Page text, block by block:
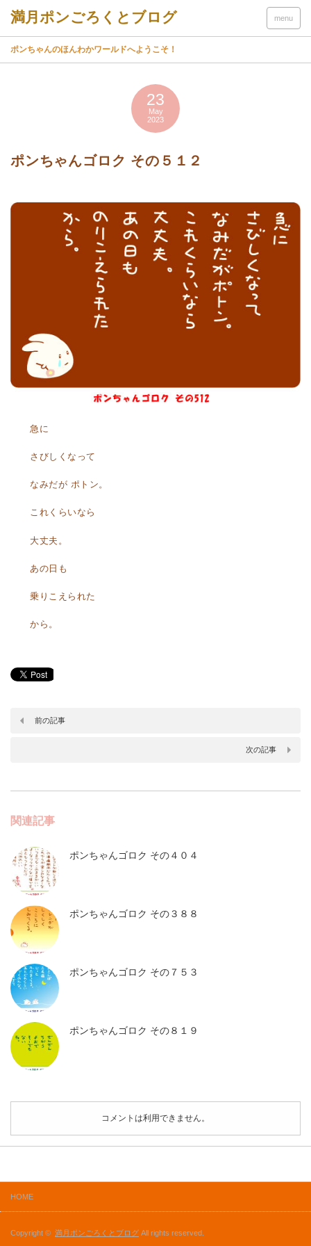
menu
ポンちゃんのほんわかワールドへようこそ！
23
May
2023
ポンちゃんゴロク その５１２
急に
さびしくなって
なみだが ポトン。
これくらいなら
大丈夫。
あの日も
乗りこえられた
から。
前の記事
次の記事
関連記事
ポンちゃんゴロク その４０４
ポンちゃんゴロク その３８８
ポンちゃんゴロク その７５３
ポンちゃんゴロク その８１９
コメントは利用できません。
HOME
Copyright © 満月ポンごろくとブログ All rights reserved.